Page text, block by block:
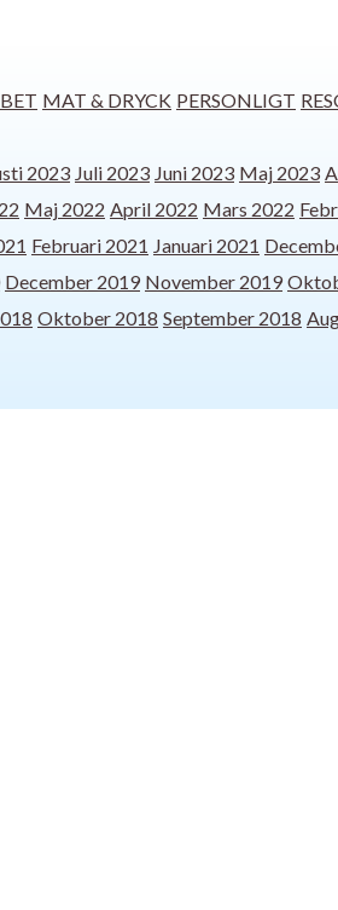
MAT & DRYCK PERSONLIGT
2023 Juli 2023 Juni 2023 Maj 2023
Maj 2022 April 2022 Mars 2022
Februari 2021 Januari 2021
December 2019 November 2019
Oktober 2018 September 2018